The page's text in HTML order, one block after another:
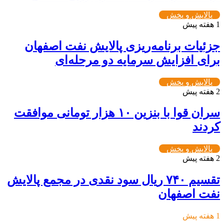
پالایش و پخش
1 هفته پیش
جزئیات برنامه‌ریزی پالایش نفت اصفهان
برای افزایش سرمایه دو مرحله‌ای
پالایش و پخش
2 هفته پیش
سران قوا با بنزین ۱۰ هزار تومانی موافقت
کردند
پالایش و پخش
2 هفته پیش
تقسیم ۷۴۰ ریال سود نقدی در مجمع پالایش
نفت اصفهان
1 هفته پیش